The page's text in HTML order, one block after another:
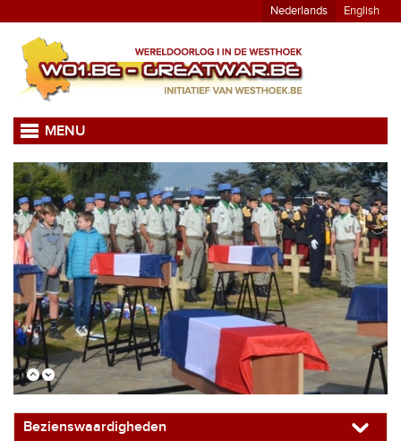
Nederlands English
MENU
Bezienswaardigheden